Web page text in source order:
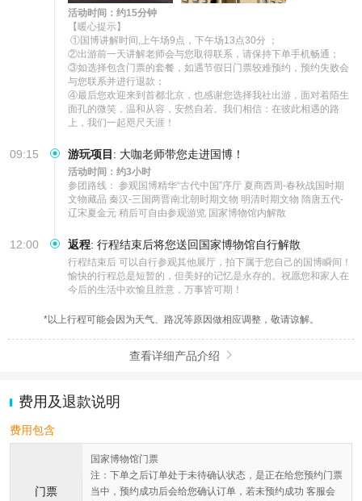
活动时间：约15分钟
【暖心提示】
②出游前一天讲解老师会与您取得联系，请保持下单手机畅通；
③如选择包含门票的套餐，如遇节假日门票较难预约，预约失败会
与您联系并进行退款；
④最后您欢迎来到首都北京，也感谢您选择我社出游，面对着陌生
面孔的微笑，温和从容，安然自若。我们相信：在彼此相遇的路
上，我们一起咫尺天涯！
09:15 游玩项目 : 大咖老师带您走进国博！
活动时间：约3小时
参团路线： 参观国博精华“古代中国”序厅 夏商西周-春秋战国时期
文物藏品 秦汉-三国两晋南北朝时期文物 明清时期文物 隋唐五代-
辽宋夏金元 稍后可自由参观游览 国家博物馆内解散
12:00 返程: 行程结束后将您送回国家博物馆自行解散
行程结束后 可以自行参观其他展厅，拍下属于您自己的国博瞬间！
愉快的行程总是短暂的，但美好的记忆是永存的。祝愿您和家人在
今后的生活中欢愉且胜意，万事皆可期！
*以上行程可能会因为天气、路况等原因做相应调整，敬请谅解。
查看详细产品介绍 
费用及退款说明
费用包含
门票
国家博物馆门票
注：下单之后订单处于未待确认状态，是正在给您预约门票
当中，预约成功后会给您确认订单，若未预约成功 客服会